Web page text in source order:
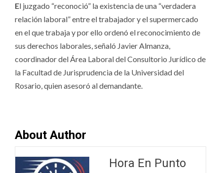
El juzgado “reconoció” la existencia de una “verdadera
relación laboral” entre el trabajador y el supermercado
en el que trabaja y por ello ordenó el reconocimiento de
sus derechos laborales, señaló Javier Almanza,
coordinador del Área Laboral del Consultorio Jurídico de
la Facultad de Jurisprudencia de la Universidad del
Rosario, quien asesoró al demandante.
About Author
Hora En Punto